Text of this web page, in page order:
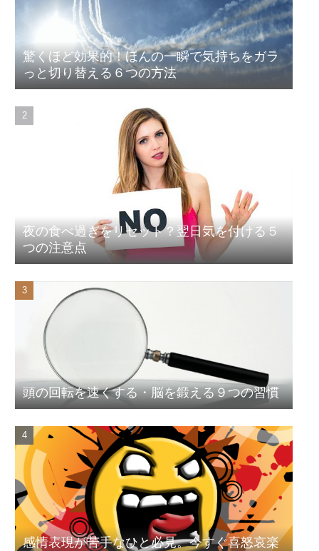
驚くほど効果的！ほんの一瞬で気持ちをガラ
っと切り替える６つの方法
夜の食べ過ぎをリセット？翌日気を付ける５
つの注意点
頭の回転を速くする・脳を鍛える９つの習慣
感情表現が苦手なひと必見。今すぐ喜怒哀楽